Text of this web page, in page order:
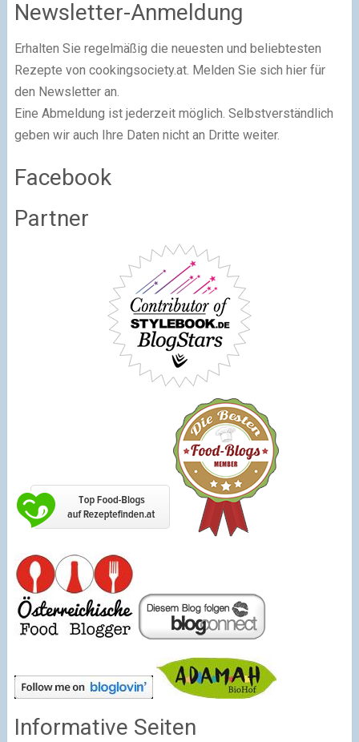
Newsletter-Anmeldung
Erhalten Sie regelmäßig die neuesten und beliebtesten
Rezepte von cookingsociety.at. Melden Sie sich hier für
den Newsletter an.
Eine Abmeldung ist jederzeit möglich. Selbstverständlich
geben wir auch Ihre Daten nicht an Dritte weiter.
Facebook
Partner
Informative Seiten